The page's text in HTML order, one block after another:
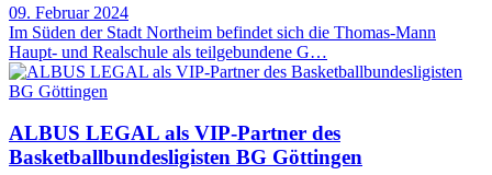
09. Februar 2024
Im Süden der Stadt Northeim befindet sich die Thomas-Mann
Haupt- und Realschule als teilgebundene G…
ALBUS LEGAL als VIP-Partner des
Basketballbundesligisten BG Göttingen